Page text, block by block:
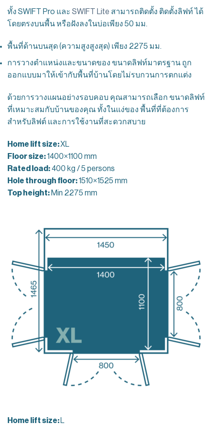
ทั้ง SWIFT Pro และ SWIFT Lite สามารถติดตั้ง ติดตั้งลิฟท์ ได้
โดยตรงบนพื้น หรือฝังลงในบ่อเพียง 50 มม.
พื้นที่ด้านบนสุด (ความสูงสูงสุด) เพียง 2275 มม.
การวางตำแหน่งและขนาดของ ขนาดลิฟท์มาตรฐาน ถูก
ออกแบบมาให้เข้ากับพื้นที่บ้านโดยไม่รบกวนการตกแต่ง
ด้วยการวางแผนอย่างรอบคอบ คุณสามารถเลือก ขนาดลิฟท์
ที่เหมาะสมกับบ้านของคุณ ทั้งในแง่ของ พื้นที่ที่ต้องการ
สำหรับลิฟต์ และการใช้งานที่สะดวกสบาย
Home lift size:XL
Floor size:1400×1100 mm
Rated load:400 kg / 5 persons
Hole through floor:1510×1525 mm
Top height: Min 2275 mm
Home lift size: L